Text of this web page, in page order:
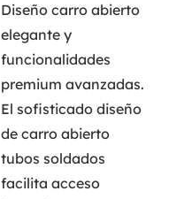
Diseño carro abierto
elegante y
funcionalidades
premium avanzadas.
El sofisticado diseño
de carro abierto
tubos soldados
facilita acceso